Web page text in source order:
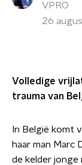
VPRO
26
Volledige
trauma van
In België komt
haar man Marc
de kelder jonge